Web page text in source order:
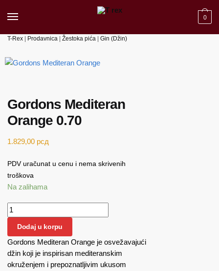
0
T-Rex Prodavnica Žestoka pića Gin (Džin)
Gordons Mediteran
Orange 0.70
1.829,00 рсд
PDV uračunat u cenu i nema skrivenih
troškova
Na zalihama
Gordons Mediteran Orange 0.70 količina
Dodaj u korpu
Gordons Mediteran Orange je osvežavajući
džin koji je inspirisan mediteranskim
okruženjem i prepoznatljivim ukusom